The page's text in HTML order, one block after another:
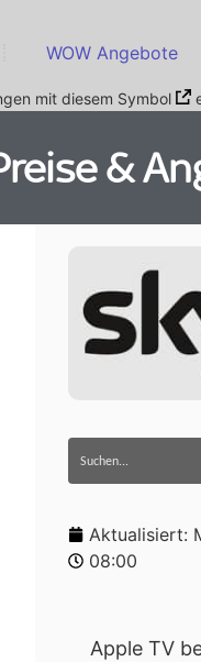
WOW Angebote
mit diesem Symbol
&
Aktualisiert:
08:00
Apple TV